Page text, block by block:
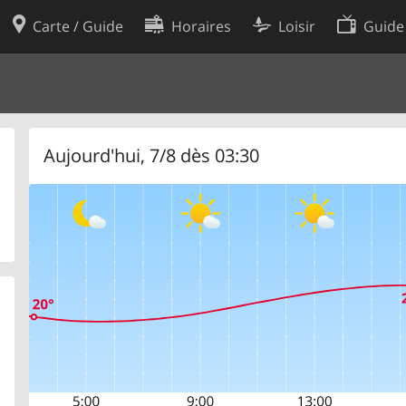
Carte / Guide Horaires Loisir
Aujourd'hui, 7/8 dès 03:30
Préférences de cookies